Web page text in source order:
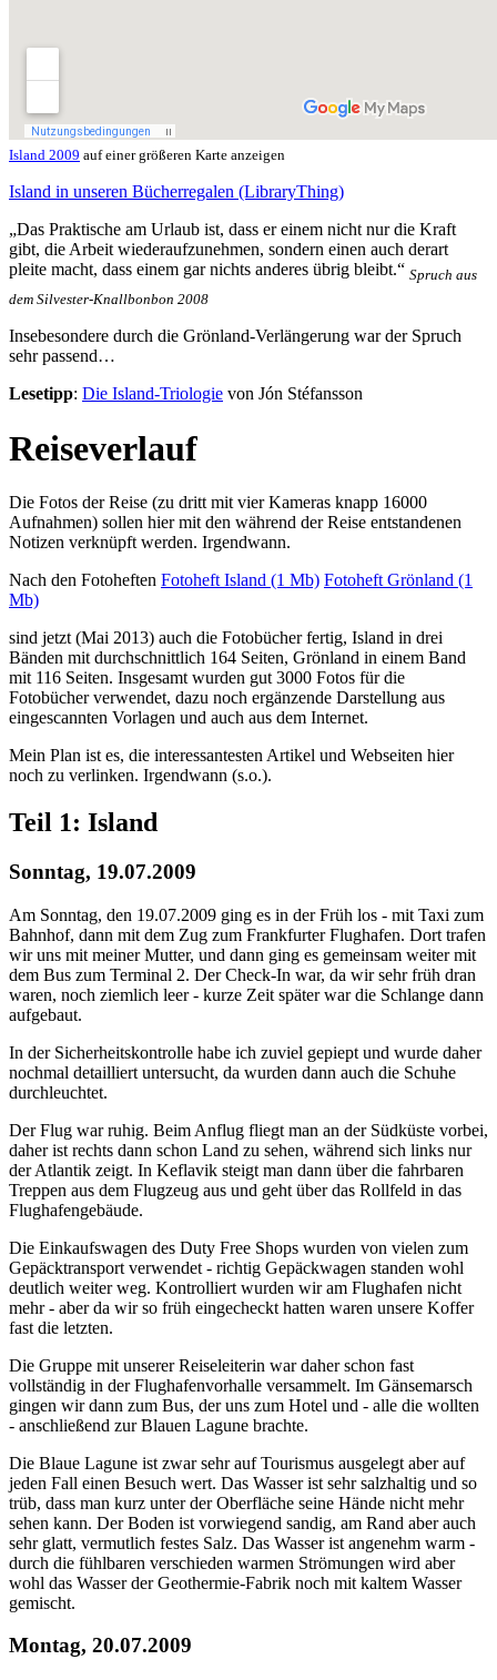
Island 2009 auf einer größeren Karte anzeigen
Island in unseren Bücherregalen (LibraryThing)
„Das Praktische am Urlaub ist, dass er einem nicht nur die Kraft
gibt, die Arbeit wiederaufzunehmen, sondern einen auch derart
pleite macht, dass einem gar nichts anderes übrig bleibt.“ Spruch aus
dem Silvester-Knallbonbon 2008
Insebesondere durch die Grönland-Verlängerung war der Spruch
sehr passend…
Lesetipp: Die Island-Triologie von Jón Stéfansson
Reiseverlauf
Die Fotos der Reise (zu dritt mit vier Kameras knapp 16000
Aufnahmen) sollen hier mit den während der Reise entstandenen
Notizen verknüpft werden. Irgendwann.
Nach den Fotoheften Fotoheft Island (1 Mb) Fotoheft Grönland (1
Mb)
sind jetzt (Mai 2013) auch die Fotobücher fertig, Island in drei
Bänden mit durchschnittlich 164 Seiten, Grönland in einem Band
mit 116 Seiten. Insgesamt wurden gut 3000 Fotos für die
Fotobücher verwendet, dazu noch ergänzende Darstellung aus
eingescannten Vorlagen und auch aus dem Internet.
Mein Plan ist es, die interessantesten Artikel und Webseiten hier
noch zu verlinken. Irgendwann (s.o.).
Teil 1: Island
Sonntag, 19.07.2009
Am Sonntag, den 19.07.2009 ging es in der Früh los - mit Taxi zum
Bahnhof, dann mit dem Zug zum Frankfurter Flughafen. Dort trafen
wir uns mit meiner Mutter, und dann ging es gemeinsam weiter mit
dem Bus zum Terminal 2. Der Check-In war, da wir sehr früh dran
waren, noch ziemlich leer - kurze Zeit später war die Schlange dann
aufgebaut.
In der Sicherheitskontrolle habe ich zuviel gepiept und wurde daher
nochmal detailliert untersucht, da wurden dann auch die Schuhe
durchleuchtet.
Der Flug war ruhig. Beim Anflug fliegt man an der Südküste vorbei,
daher ist rechts dann schon Land zu sehen, während sich links nur
der Atlantik zeigt. In Keflavik steigt man dann über die fahrbaren
Treppen aus dem Flugzeug aus und geht über das Rollfeld in das
Flughafengebäude.
Die Einkaufswagen des Duty Free Shops wurden von vielen zum
Gepäcktransport verwendet - richtig Gepäckwagen standen wohl
deutlich weiter weg. Kontrolliert wurden wir am Flughafen nicht
mehr - aber da wir so früh eingecheckt hatten waren unsere Koffer
fast die letzten.
Die Gruppe mit unserer Reiseleiterin war daher schon fast
vollständig in der Flughafenvorhalle versammelt. Im Gänsemarsch
gingen wir dann zum Bus, der uns zum Hotel und - alle die wollten
- anschließend zur Blauen Lagune brachte.
Die Blaue Lagune ist zwar sehr auf Tourismus ausgelegt aber auf
jeden Fall einen Besuch wert. Das Wasser ist sehr salzhaltig und so
trüb, dass man kurz unter der Oberfläche seine Hände nicht mehr
sehen kann. Der Boden ist vorwiegend sandig, am Rand aber auch
sehr glatt, vermutlich festes Salz. Das Wasser ist angenehm warm -
durch die fühlbaren verschieden warmen Strömungen wird aber
wohl das Wasser der Geothermie-Fabrik noch mit kaltem Wasser
gemischt.
Montag, 20.07.2009